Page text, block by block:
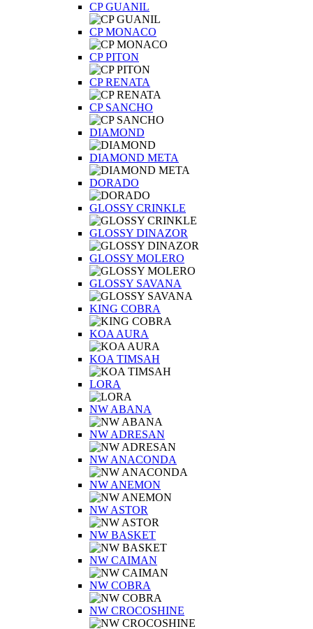
CP GUANIL
CP MONACO
CP PITON
CP RENATA
CP SANCHO
DIAMOND
DIAMOND META
DORADO
GLOSSY CRINKLE
GLOSSY DINAZOR
GLOSSY MOLERO
GLOSSY SAVANA
KING COBRA
KOA AURA
KOA TIMSAH
LORA
NW ABANA
NW ADRESAN
NW ANACONDA
NW ANEMON
NW ASTOR
NW BASKET
NW CAIMAN
NW COBRA
NW CROCOSHINE